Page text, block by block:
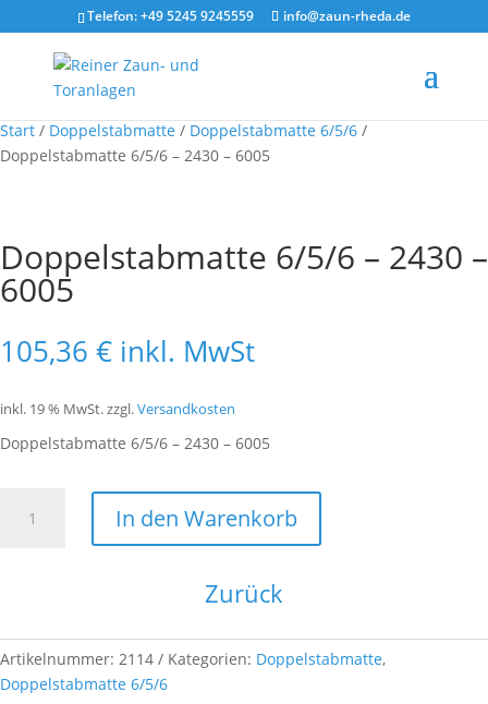
Telefon: +49 5245 9245559 info@zaun-rheda.de
Start / Doppelstabmatte / Doppelstabmatte 6/5/6 /
Doppelstabmatte 6/5/6 – 2430 – 6005
Doppelstabmatte 6/5/6 – 2430 –
6005
105,36 € inkl. MwSt
inkl. 19 % MwSt.zzgl.Versandkosten
Doppelstabmatte 6/5/6 – 2430 – 6005
Doppelstabmatte
6/5/6
Menge
In den Warenkorb
Zurück
Artikelnummer: 2114 Kategorien: Doppelstabmatte,
Doppelstabmatte 6/5/6